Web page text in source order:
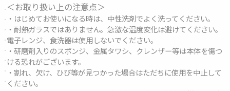
＜お取り扱い上の注意点＞
・はじめてお使いになる時は、中性洗剤でよく洗ってください。
・耐熱ガラスではありません。急激な温度変化は避けてください。
電子レンジ、食洗器は使用しないでください。
・研磨剤入りのスポンジ、金属タワシ、クレンザー等は本体を傷つ
ける恐れがございます。
・割れ、欠け、ひび等が見つかった場合はただちに使用を中止して
ください。